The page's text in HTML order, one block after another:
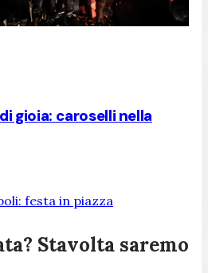
gioia: caroselli nella
festa in piazza
Stavolta saremo